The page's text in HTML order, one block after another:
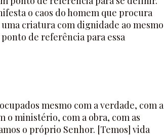
o caos do homem que procura
criatura com dignidade ao mesmo
de referência para essa
mesmo com a verdade, com a
o ministério, com a obra, com as
o próprio Senhor. [Temos] vida